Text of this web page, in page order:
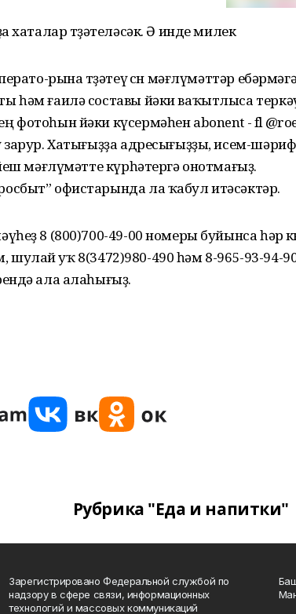
хаталар төҙәтеләсәк. Ә инде милек
рына төҙәтеү өсөн мәғлүмәттәр
һәм ғаилә составы йәки ваҡытлыса
фотоһын йәки күсермәһен abonent - fl
Хатығыҙҙа адресығыҙҙы, исем-
мәғлүмәтте күрһәтергә онотмағыҙ.
офистарында ла ҡабул итәсәктәр.
8 (800)700-49-00 номеры буйынса һәр
шулай уҡ 8(3472)980-490 һәм 8-965-93-94-
ала алаһығыҙ.
Рубрика "Еда и напитки"
Зарегистрировано Федеральной службой по
надзору в сфере связи, информационных
технологий и массовых коммуникаций